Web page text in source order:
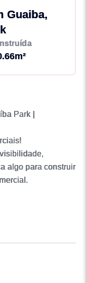
Guaiba,
Park |
algo para construir